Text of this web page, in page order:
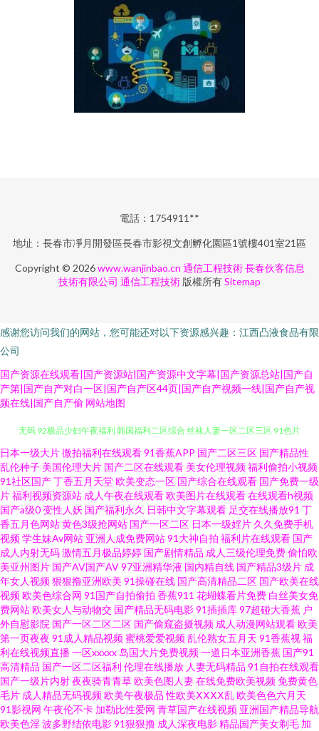
電話：1754911**
地址：長春市凈月開發區長春市影視文創孵化園區1號樓401室21區
Copyright © 2026www.wanjinbao.cn 通信工程技術 長春伙客信息
技術有限公司 通信工程技術 版權所有Sitemap
感谢您访问我们的网站，您可能还对以下资源感兴趣：江西凸液食品有限
公司
国产资源在线观看|国产资源站|国产资源中文字幕|国产资源总站|国产自
产第|国产自产对白一区|国产自产区44页|国产自产视频一线|国产自产视
频在线|国产自产偷 网站地图
A片不卡区 久草视频福利站 91少妇热舞被操 久久精品网 无码92 91大神日韩
无码 92极品少妇午夜福利 韩国福利二区综合 丝袜人妻一区二区三区 91色片
黑丝足交后入 日韩综合乱伦社区 91黄页网站 久久网懂色 影音先锋制服诱惑
电影 91video在线观看 国产91aV福利电影 日韩97色色 91av直播 91素人在线
精品国产 国自产成人影视VU 婷婷午夜精品久久性色 91蜜桃吴梦梦 国产精品
一不卡 日韩无码夜夜操 国产精品韩 五月婷婷欧美色日韩 东方av在线导航 欧
美日韩一区二区无码 91黄色香蕉 东京热成人专区 日韩无码av中出 超碰人人
插 男女草逼视频91 天堂淫网 91福利官 阿V在线 九色视频国产17 日韩无码不
日本一级大片微拍福利在线观看91香蕉APP 国产二区三区 国产精品性
乱伦种子 美国伦理大片 国产二区在线观看 美女伦理视频福利偷拍小视频
91社区国产丁香五月天堂欧美变态一区 国产综合在线观看 国产免费一级
片福利视频资源站 成人午夜在线观看欧美图片在线观看在线观看h视频
国产a级0变性人妖 国产福利永久 日韩中文字幕观看 足交在线播放91 丁
香五月色网站黄色3级抢网站 国产一区二区 日本一级婬片 久久免费手机
视频学生妹Av网站 亚洲人成免费网站91大神自拍 福利片在线观看 国产
成人内射无码激情五月极品婷婷 国产剧情精品 成人三级伦理免费偷怕欧
美亚州图片 国产AV国产AV97亚洲精华液 国内精自线 国产精品3级片 成
年女人视频狠狠撸亚洲欧美 91操碰在线 国产高清精品二区 国产欧美在线
视频欧美色综合网 91国产自拍偷拍 香蕉911 花蝴蝶看片免费 白丝美女免
费网站欧美女人与动物交 国产精品无码电影91插插库97超碰大香蕉 户
外自慰影院 国产一区二区二区 国产偷窥盗摄视频 成人动漫网站观看欧美
第一页夜夜 91成人精品视频蜜桃爱爱视频乱伦熟女五月天 91香蕉视福
利在线视频直播一区xxxxx 岛国大片免费视频一道日本亚洲香蕉 国产91
高清精品 国产一区二区福利 伦理在线播放 人妻无码精品 91自拍在线观看
国产一级片内射夜夜骑青青草欧美色图人妻在线免费欧美视频免费黄色
毛片 成人精品无码视频欧美午夜极品 性欧美ⅩⅩⅩⅩ乱欧美色色六月天
91影视网 午夜伦不卡 加勒比性爱网 青草国产在线视频 亚洲国产精品导航
欧美色淫波多野结依电影91狠狠撸 成人深夜电影精品国产美女剃毛 加